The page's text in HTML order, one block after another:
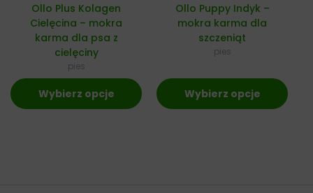
Ollo Plus Kolagen
Cielęcina – mokra
karma dla psa z
cielęciny
pies
Wybierz opcje
Ollo Puppy Indyk –
mokra karma dla
szczeniąt
pies
Wybierz opcje